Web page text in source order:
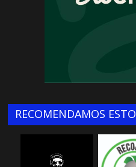
RECOMENDAMOS ESTO